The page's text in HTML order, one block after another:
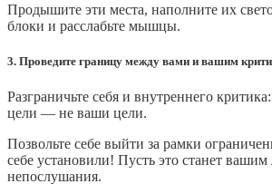
Продышите эти места, наполните их
блоки и расслабьте мышцы.
3. Проведите границу между вами и вашим
Разграничьте себя и внутреннего
цели — не ваши цели.
Позвольте себе выйти за рамки
себе установили! Пусть это станет
непослушания.